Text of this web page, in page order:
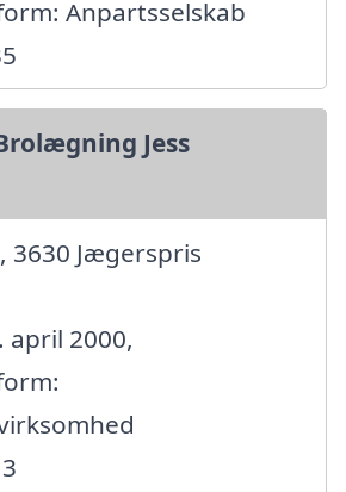
Anpartsselskab
Jess
3630 Jægerspris
april 2000,